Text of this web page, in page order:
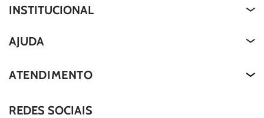
INSTITUCIONAL
Quem Somos
Nossa História
AJUDA
Editar Cookies
ATENDIMENTO
REDES SOCIAIS